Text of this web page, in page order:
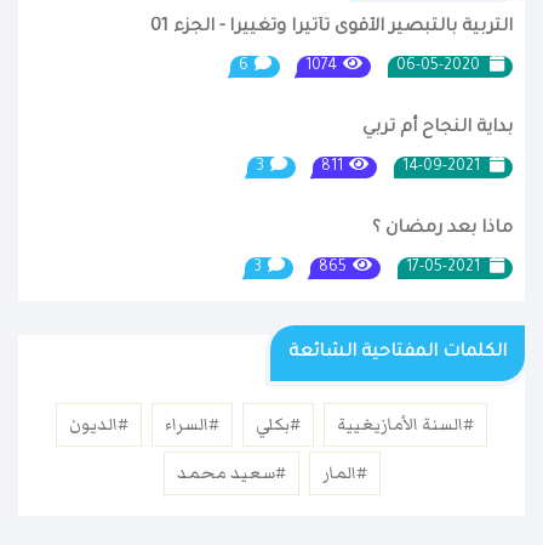
التربية بالتبصير الأقوى تأثيرا وتغييرا - الجزء 01
1074
6
بداية النجاح أم تربي
811
3
ماذا بعد رمضان ؟
865
3
الكلمات المفتاحية الشائعة
#السنة الأمازيغيية #بكلي #السراء
#الديون
#المار
#سعيد محمد